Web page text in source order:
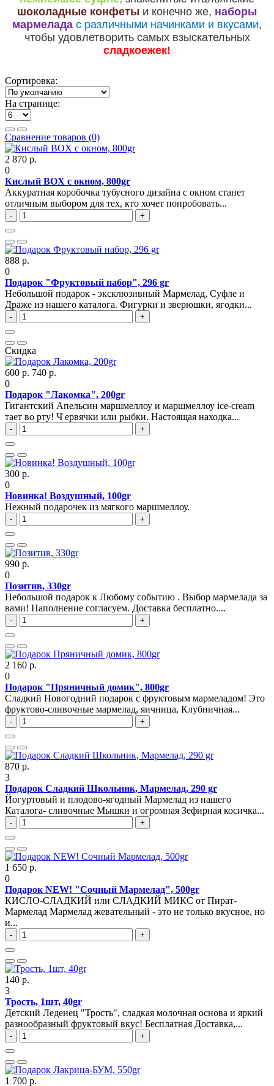
шоколадные конфеты и конечно же, наборы
мармелада с различными начинками и вкусами,
чтобы удовлетворить самых взыскательных
сладкоежек!
Сортировка:
На странице:
Сравнение товаров (0)
2 870 р.
0
Кислый BOX с окном, 800gr
Аккуратная коробочка тубусного дизайна с окном станет
отличным выбором для тех, кто хочет попробовать...
- +
888 р.
0
Подарок "Фруктовый набор", 296 gr
Небольшой подарок - эксклюзивный Мармелад, Суфле и
Драже из нашего каталога. Фигурки и зверюшки, ягодки...
- +
Скидка
600 р. 740 р.
0
Подарок "Лакомка", 200gr
Гигантский Апельсин маршмеллоу и маршмеллоу ice-cream
тает во рту! Ч ервячки или рыбки. Настоящая находка...
- +
300 р.
0
Новинка! Воздушный, 100gr
Нежный подарочек из мягкого маршмеллоу.
- +
990 р.
0
Позитив, 330gr
Небольшой подарок к Любому событию . Выбор мармелада за
вами! Наполнение согласуем. Доставка бесплатно....
- +
2 160 р.
0
Подарок "Пряничный домик", 800gr
Сладкий Новогодний подарок с фруктовым мармеладом! Это
фруктово-сливочные мармелад, яичница, Клубничная...
- +
870 р.
3
Подарок Сладкий Школьник, Мармелад, 290 gr
Йогуртовый и плодово-ягодный Мармелад из нашего
Каталога- сливочные Мышки и огромная Зефирная косичка...
- +
1 650 р.
0
Подарок NEW! "Сочный Мармелад", 500gr
КИСЛО-СЛАДКИЙ или СЛАДКИЙ МИКС от Пират-
Мармелад Мармелад жевательный - это не только вкусное, но
и...
- +
140 р.
3
Трость, 1шт, 40gr
Детский Леденец "Трость", сладкая молочная основа и яркий
разнообразный фруктовый вкус! Бесплатная Доставка,...
- +
1 700 р.